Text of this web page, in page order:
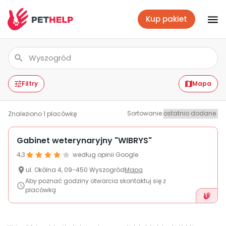
Pakiety weterynaryjne
Ubezpieczenie psa i kota
Benefit dla firm
Placówki
Zaloguj się
Kup pakiet
Filtry Mapa
Znaleziono1 placówkę Sortowanie:
Gabinet weterynaryjny "WIBRYS"
4,3
według opinii Google
ul. Okólna 4, 09-450 WyszogródMapa
Aby poznać godziny otwarcia skontaktuj się z
placówką